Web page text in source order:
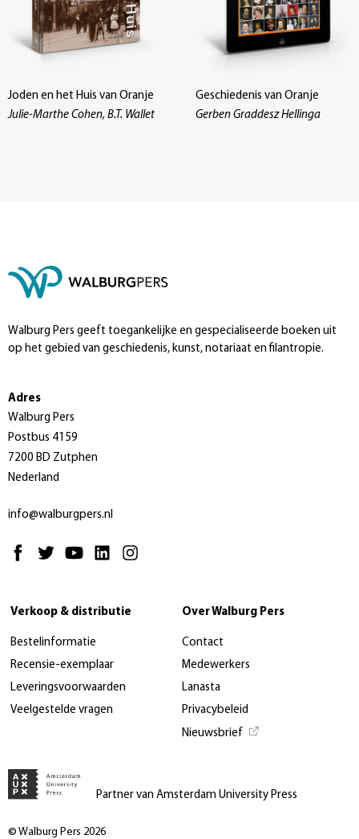
Joden en het Huis van Oranje
Julie-Marthe Cohen, B.T. Wallet
Geschiedenis van Oranje
Gerben Graddesz Hellinga
Walburg Pers geeft toegankelijke en gespecialiseerde boeken uit
op het gebied van geschiedenis, kunst, notariaat en filantropie.
Adres
Walburg Pers
Postbus 4159
7200 BD Zutphen
Nederland
info@walburgpers.nl
Verkoop & distributie
Bestelinformatie
Recensie-exemplaar
Leveringsvoorwaarden
Veelgestelde vragen
Over Walburg Pers
Contact
Medewerkers
Lanasta
Privacybeleid
Nieuwsbrief
Partner van Amsterdam University Press
© Walburg Pers 2026